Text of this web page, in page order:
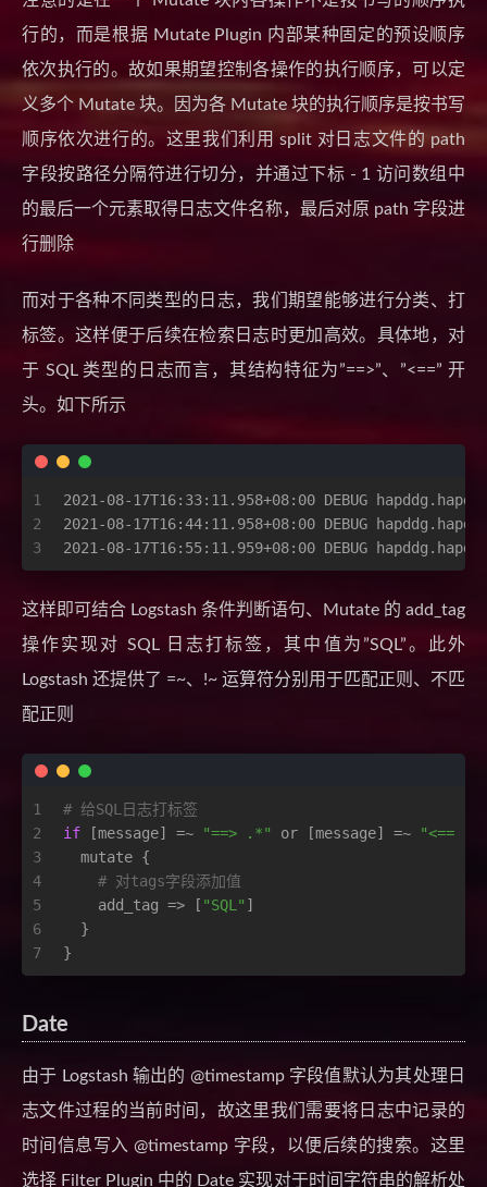
行的，而是根据 Mutate Plugin 内部某种固定的预设顺序
依次执行的。故如果期望控制各操作的执行顺序，可以定
义多个 Mutate 块。因为各 Mutate 块的执行顺序是按书写
顺序依次进行的。这里我们利用 split 对日志文件的 path
字段按路径分隔符进行切分，并通过下标 - 1 访问数组中
的最后一个元素取得日志文件名称，最后对原 path 字段进
行删除
而对于各种不同类型的日志，我们期望能够进行分类、打
标签。这样便于后续在检索日志时更加高效。具体地，对
于 SQL 类型的日志而言，其结构特征为”==>”、”<==” 开
头。如下所示
1
2
3
2021-08-17T16:33:11.958+08:00 DEBUG
2021-08-17T16:44:11.958+08:00 DEBUG
2021-08-17T16:55:11.959+08:00 DEBUG
这样即可结合 Logstash 条件判断语句、Mutate 的 add_tag
操作实现对 SQL 日志打标签，其中值为”SQL”。此外
Logstash 还提供了 =~、!~ 运算符分别用于匹配正则、不匹
配正则
1
2
3
4
5
6
7
# 给SQL日志打标签
if [message] =~ "==> .*" or [message] =~
"<==
  mutate {
# 对tags字段添加值
    add_tag => [
"SQL" ]
  }
}
Date
由于 Logstash 输出的 @timestamp 字段值默认为其处理日
志文件过程的当前时间，故这里我们需要将日志中记录的
时间信息写入 @timestamp 字段，以便后续的搜索。这里
选择 Filter Plugin 中的 Date 实现对于时间字符串的解析处